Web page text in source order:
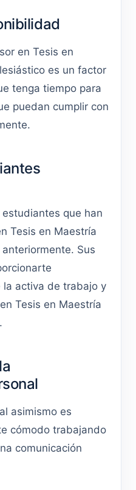
en Tesis en
es un factor
tenga tiempo para
puedan cumplir con
que han
Tesis en Maestría
Sus
la activa de trabajo y
Tesis en Maestría
asimismo es
cómodo trabajando
comunicación